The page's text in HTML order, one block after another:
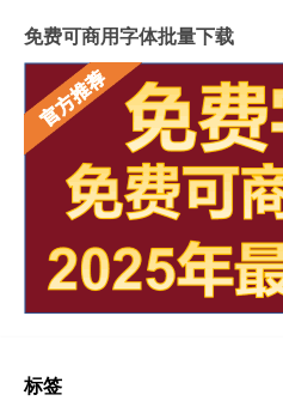
免费可商用字体批量下载
标签